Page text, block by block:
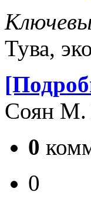
Тува,
Соян М.
0
0